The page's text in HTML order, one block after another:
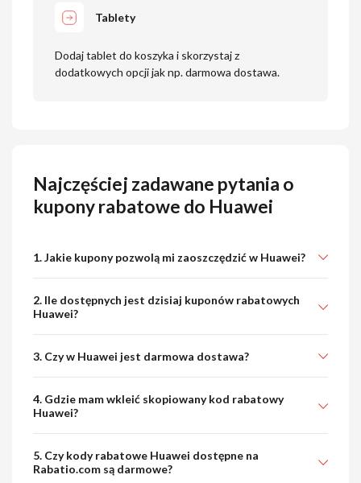
Tablety
Dodaj tablet do koszyka i skorzystaj z
dodatkowych opcji jak np. darmowa dostawa.
Najczęściej zadawane pytania o
kupony rabatowe do Huawei
1. Jakie kupony pozwolą mi zaoszczędzić w Huawei?
2. Ile dostępnych jest dzisiaj kuponów rabatowych
Huawei?
3. Czy w Huawei jest darmowa dostawa?
4. Gdzie mam wkleić skopiowany kod rabatowy
Huawei?
5. Czy kody rabatowe Huawei dostępne na
Rabatio.com są darmowe?